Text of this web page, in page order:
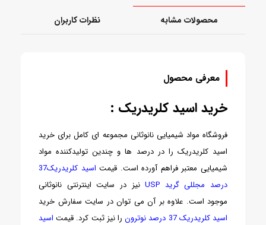
محصولات مشابه نظرات کاربران
معرفی محصول
خرید اسید کلریدریک :
فروشگاه مواد شیمیایی نانوثانی مجموعه ای کامل برای خرید
اسید کلریدریک را در درصد ها و چندین تولیدکننده مواد
شیمیایی معتبر فراهم آورده است. قیمت
اسید کلریدریک37
درصد مجللی گرید USP
نیز در سایت اینترنتی نانوثانی
موجود است. علاوه بر آن می توان در سایت سفارش خرید
اسید کلریدریک 37 درصد نوترون
را نیز ثبت کرد. قیمت اسید